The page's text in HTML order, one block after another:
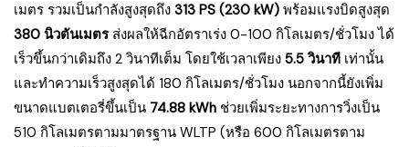
เมตร รวมเป็นกำลังสูงสุดถึง 313 PS (230 kW) พร้อมแรงบิดสูงสุด
380 นิวตันเมตรส่งผลให้ฉีกอัตราเร่ง 0-100 กิโลเมตร/ชั่วโมง ได้
เร็วขึ้นกว่าเดิมถึง 2 วินาทีเต็ม โดยใช้เวลาเพียง 5.5 วินาที เท่านั้น
และทำความเร็วสูงสุดได้ 180 กิโลเมตร/ชั่วโมง นอกจากนี้ยังเพิ่ม
ขนาดแบตเตอรี่ขึ้นเป็น 74.88 kWh ช่วยเพิ่มระยะทางการวิ่งเป็น
510 กิโลเมตรตามมาตรฐาน WLTP (หรือ 600 กิโลเมตรตาม